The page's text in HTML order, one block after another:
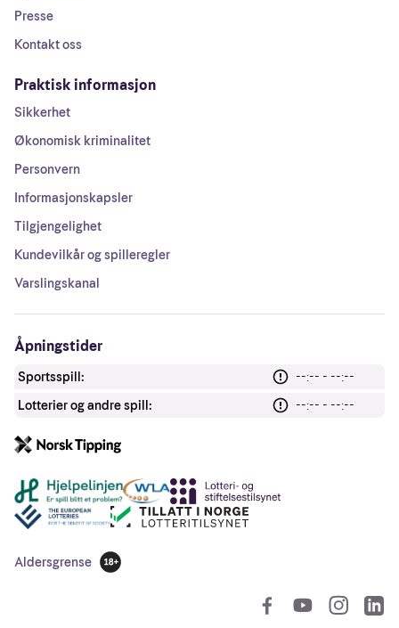
Presse
Kontakt oss
Praktisk informasjon
Sikkerhet
Økonomisk kriminalitet
Personvern
Informasjonskapsler
Tilgjengelighet
Kundevilkår og spilleregler
Varslingskanal
Åpningstider
Sportsspill:
--:-- - --:--
Lotterier og andre spill:
--:-- - --:--
Andre lenker
Aldersgrense
18 år